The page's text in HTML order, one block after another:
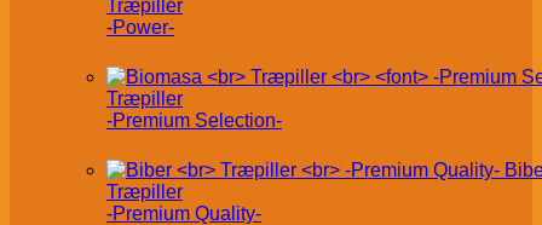
Træpiller
-Power-
Træpiller
-Premium Selection-
Træpiller
-Premium Quality-